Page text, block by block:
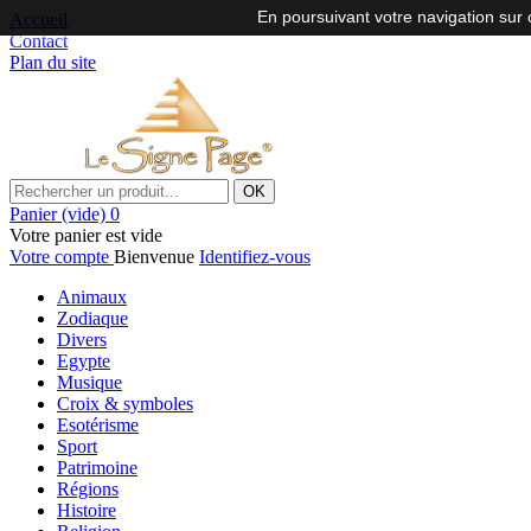
Accueil
Contact
Plan du site
OK
Panier (vide) 0
Votre panier est vide
Votre compte Bienvenue Identifiez-vous
Animaux
Zodiaque
Divers
Egypte
Musique
Croix & symboles
Esotérisme
Sport
Patrimoine
Régions
Histoire
En poursuivant votre navigation sur